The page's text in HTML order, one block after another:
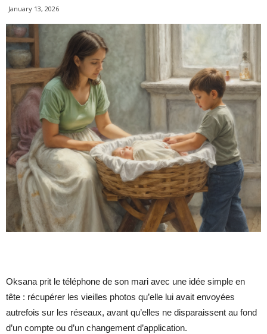
January 13, 2026
Oksana prit le téléphone de son mari avec une idée simple en
tête : récupérer les vieilles photos qu’elle lui avait envoyées
autrefois sur les réseaux, avant qu’elles ne disparaissent au fond
d’un compte ou d’un changement d’application.